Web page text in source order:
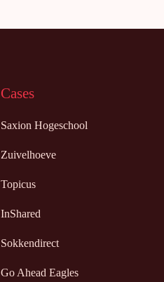
Cases
Saxion Hogeschool
Zuivelhoeve
Topicus
InShared
Sokkendirect
Go Ahead Eagles